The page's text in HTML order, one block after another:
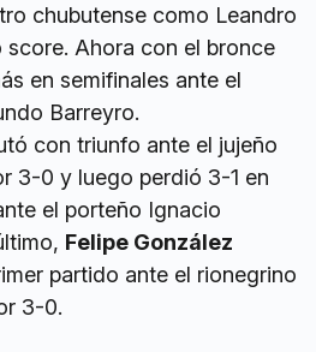
chubutense como Leandro
score. Ahora con el bronce
en semifinales ante el
Barreyro.
con triunfo ante el jujeño
3-0 y luego perdió 3-1 en
el porteño Ignacio
Felipe González
partido ante el rionegrino
3-0.